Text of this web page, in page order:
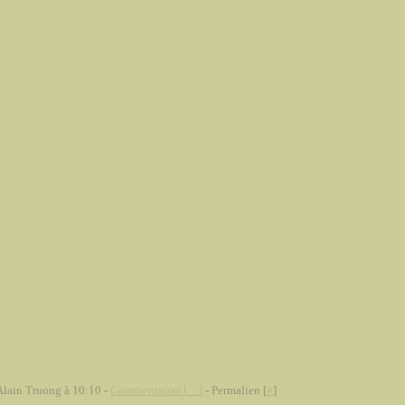
Truong à 10:10 - - Permalien [ ]